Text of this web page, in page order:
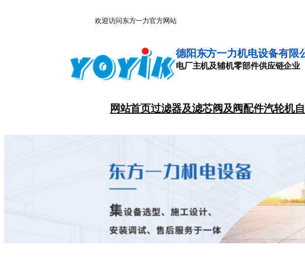
欢迎访问东方一力官方网站
德阳东方一力机电设备有限
电厂主机及辅机零部件供应链企业
网站首页过滤器及滤芯阀及阀配件汽轮机